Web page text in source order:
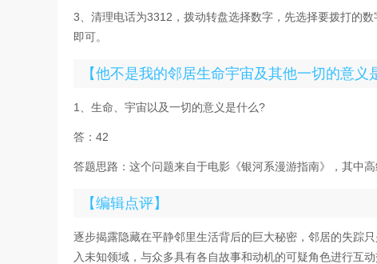
3、清理电话为3312，拨动转盘选择数字，先选择要拨打的
即可。
【他不是我的邻居生命宇宙及其他一切的意义
1、生命、宇宙以及一切的意义是什么?
答：42
答题思路：这个问题来自于电影《银河系漫游指南》，其中
【编辑点评】
逐步揭露隐藏在平静邻里生活背后的巨大秘密，邻居的失踪
入未知领域，与众多具有各自故事和动机的可疑角色进行互